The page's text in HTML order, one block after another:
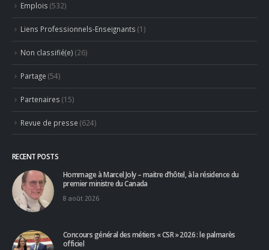
Emplois (532)
Liens Professionnels-Enseignants (1)
Non classifié(e) (26)
Partage (54)
Partenaires (15)
Revue de presse (624)
RECENT POSTS
Hommage à Marcel Joly – maitre d’hôtel, à la résidence du
premier ministre du Canada
8 août 2026
Concours général des métiers « CSR » 2026 : le palmarès
officiel